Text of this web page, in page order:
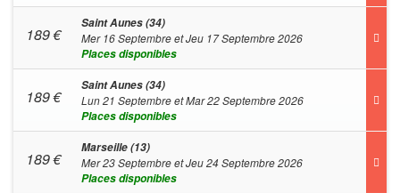
189€
Saint Aunes (34)
Mer 16 Septembre et Jeu 17 Septembre 2026
Places disponibles
189€
Saint Aunes (34)
Lun 21 Septembre et Mar 22 Septembre 2026
Places disponibles
189€
Marseille (13)
Mer 23 Septembre et Jeu 24 Septembre 2026
Places disponibles